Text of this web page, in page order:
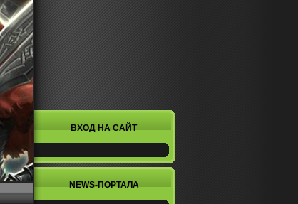
ВХОД НА САЙТ
NEWS-ПОРТАЛА